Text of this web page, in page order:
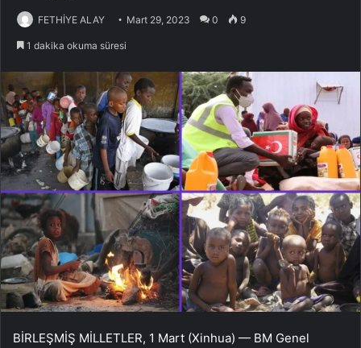
FETHİYE ALAY Mart 29, 2023 0 9
1 dakika okuma süresi
BİRLEŞMİŞ MİLLETLER, 1 Mart (Xinhua) — BM Genel